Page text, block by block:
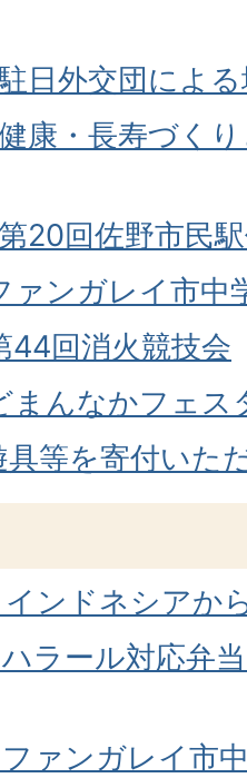
駐日外交団によ
健康・長寿づく
第20回佐野市民
ァンガレイ市
44回消火競技会
まんなかフェ
具等を寄付いた
インドネシアか
ハラール対応弁
ファンガレイ市